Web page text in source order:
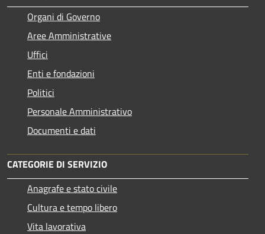
Organi di Governo
Aree Amministrative
Uffici
Enti e fondazioni
Politici
Personale Amministrativo
Documenti e dati
CATEGORIE DI SERVIZIO
Anagrafe e stato civile
Cultura e tempo libero
Vita lavorativa